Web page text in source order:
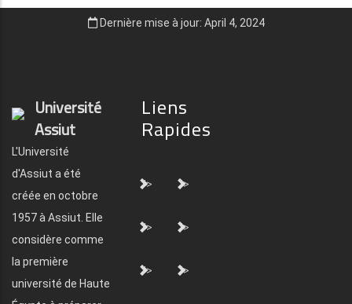
Dernière mise à jour: April 4, 2024
Université
Assiut
L'Université
d'Assiut a été
créée en octobre
1957 à Assiut. Elle
considère comme
la première
université de Haute
Liens
Rapides
"> ">
"> ">
"> ">